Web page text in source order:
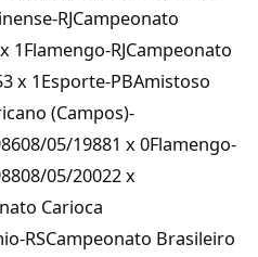
RJCampeonato
1Flamengo-RJCampeonato
x 1Esporte-PBAmistoso
(Campos)-
05/19881 x 0Flamengo-
05/20022 x
Carioca
RSCampeonato Brasileiro